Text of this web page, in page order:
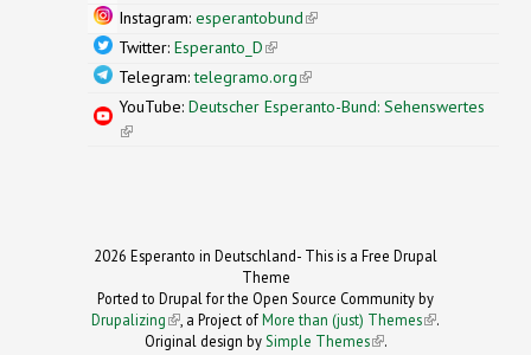
Instagram: esperantobund(link is external)
Twitter: Esperanto_D(link is external)
Telegram:telegramo.org(link is external)
YouTube: Deutscher Esperanto-Bund: Sehenswertes
(link is external)
2026 Esperanto in Deutschland- This is a Free Drupal
Theme
Ported to Drupal for the Open Source Community by
Drupalizing(link is external)
, a Project ofMore than (just) Themes (link is
.
Original design by Simple Themes
(link is
.